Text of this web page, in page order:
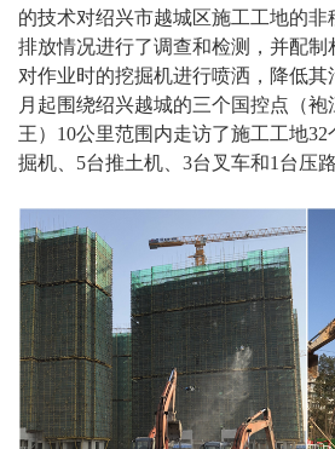
的技术对绍兴市越城区施工工地的
排放情况进行了调查和检测，并配
对作业时的挖掘机进行喷洒，降低其
月起围绕绍兴越城的三个国控点（
王）10公里范围内走访了施工工地
掘机、5台推土机、3台叉车和1台压路